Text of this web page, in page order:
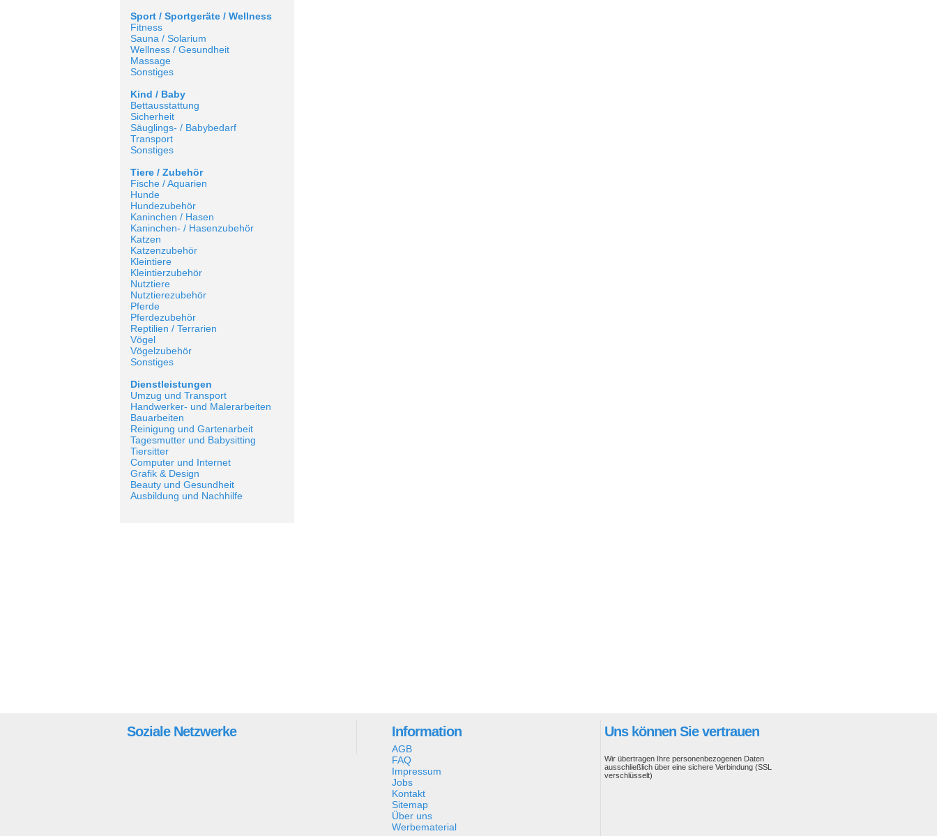
Sport / Sportgeräte / Wellness
Fitness
Sauna / Solarium
Wellness / Gesundheit
Massage
Sonstiges
Kind / Baby
Bettausstattung
Sicherheit
Säuglings- / Babybedarf
Transport
Sonstiges
Tiere / Zubehör
Fische / Aquarien
Hunde
Hundezubehör
Kaninchen / Hasen
Kaninchen- / Hasenzubehör
Katzen
Katzenzubehör
Kleintiere
Kleintierzubehör
Nutztiere
Nutztierezubehör
Pferde
Pferdezubehör
Reptilien / Terrarien
Vögel
Vögelzubehör
Sonstiges
Dienstleistungen
Umzug und Transport
Handwerker- und Malerarbeiten
Bauarbeiten
Reinigung und Gartenarbeit
Tagesmutter und Babysitting
Tiersitter
Computer und Internet
Grafik & Design
Beauty und Gesundheit
Ausbildung und Nachhilfe
Soziale Netzwerke Information
AGB
FAQ
Impressum
Jobs
Kontakt
Sitemap
Über uns
Werbematerial
Uns können Sie vertrauen
Wir übertragen Ihre personenbezogenen Daten
ausschließlich über eine sichere Verbindung (SSL
verschlüsselt)